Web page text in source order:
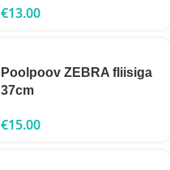
€13.00
Poolpoov ZEBRA fliisiga
37cm
€15.00